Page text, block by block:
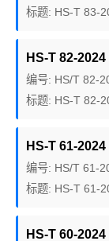
标题: HS-T 83-
HS-T 82-
编号: HS/T 82-
标题: HS-T 82-
HS-T 61-
编号: HS/T 61-
标题: HS-T 61-
HS-T 60-